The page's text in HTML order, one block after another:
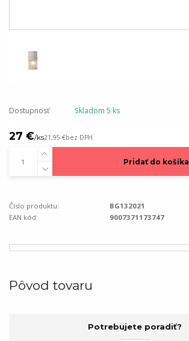
Dostupnosť Skladom 5 ks
27 €/ks21,95 €bez DPH
Pridať do košíka
Číslo produktu:
BG132021
EAN kód:
9007371173747
Pôvod tovaru
Potrebujete poradiť?